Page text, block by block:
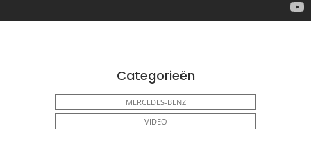
Categorieën
MERCEDES-BENZ
VIDEO